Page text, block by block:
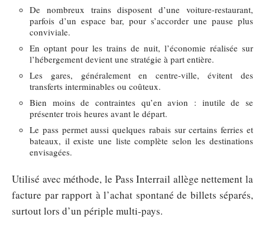
De nombreux trains disposent d’une voiture-restaurant,
parfois d’un espace bar, pour s’accorder une pause plus
conviviale.
En optant pour les trains de nuit, l’économie réalisée sur
l’hébergement devient une stratégie à part entière.
Les gares, généralement en centre-ville, évitent des
transferts interminables ou coûteux.
Bien moins de contraintes qu’en avion : inutile de se
présenter trois heures avant le départ.
Le pass permet aussi quelques rabais sur certains ferries et
bateaux, il existe une liste complète selon les destinations
envisagées.
Utilisé avec méthode, le Pass Interrail allège nettement la
facture par rapport à l’achat spontané de billets séparés,
surtout lors d’un périple multi-pays.